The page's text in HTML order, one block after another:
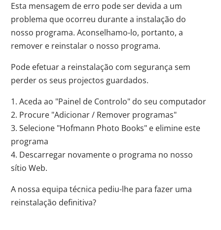
Esta mensagem de erro pode ser devida a um
problema que ocorreu durante a instalação do
nosso programa. Aconselhamo-lo, portanto, a
remover e reinstalar o nosso programa.
Pode efetuar a reinstalação com segurança sem
perder os seus projectos guardados.
1. Aceda ao "Painel de Controlo" do seu computador
2. Procure "Adicionar / Remover programas"
3. Selecione "Hofmann Photo Books" e elimine este
programa
4. Descarregar novamente o programa no nosso
sítio Web.
A nossa equipa técnica pediu-lhe para fazer uma
reinstalação definitiva?